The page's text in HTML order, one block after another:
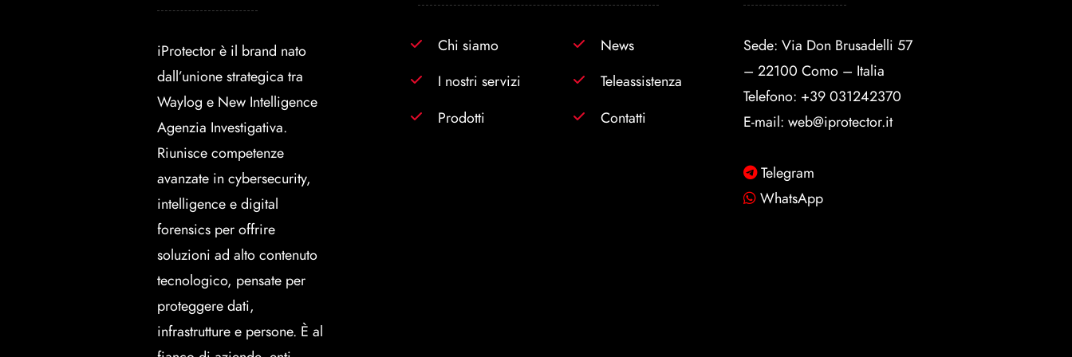
iProtector è il brand nato
dall’unione strategica tra
Waylog e New Intelligence
Agenzia Investigativa.
Riunisce competenze
avanzate in cybersecurity,
intelligence e digital
forensics per offrire
soluzioni ad alto contenuto
tecnologico, pensate per
proteggere dati,
infrastrutture e persone. È al
Chi siamo
I nostri servizi
Prodotti
News
Teleassistenza
Contatti
Sede: Via Don Brusadelli 57
– 22100 Como – Italia
Telefono: +39 031242370
E-mail: web@iprotector.it
Telegram
WhatsApp